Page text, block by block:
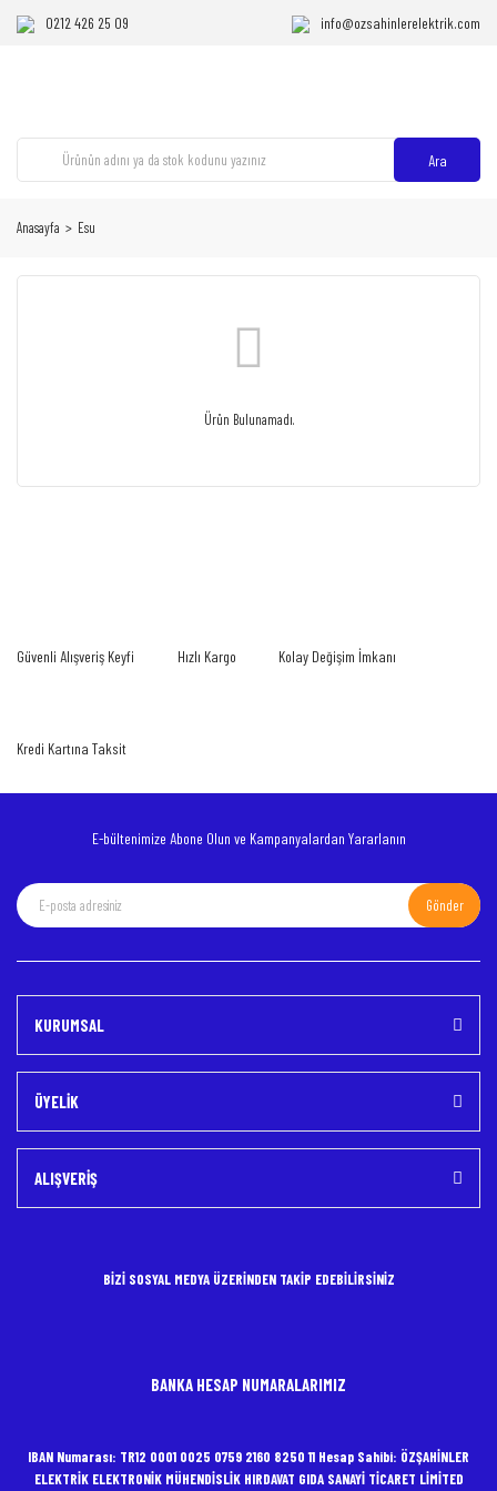
0212 426 25 09 info@ozsahinlerelektrik.com
Ara
Anasayfa Esu
Ürün Bulunamadı.
Güvenli Alışveriş Keyfi Hızlı Kargo Kolay Değişim İmkanı
Kredi Kartına Taksit
E-bültenimize Abone Olun ve Kampanyalardan Yararlanın
Gönder
KURUMSAL
ÜYELİK
ALIŞVERİŞ
BİZİ SOSYAL MEDYA ÜZERİNDEN TAKİP EDEBİLİRSİNİZ
BANKA HESAP NUMARALARIMIZ
IBAN Numarası: TR12 0001 0025 0759 2160 8250 11 Hesap Sahibi: ÖZŞAHİNLER
ELEKTRİK ELEKTRONİK MÜHENDİSLİK HIRDAVAT GIDA SANAYİ TİCARET LİMİTED